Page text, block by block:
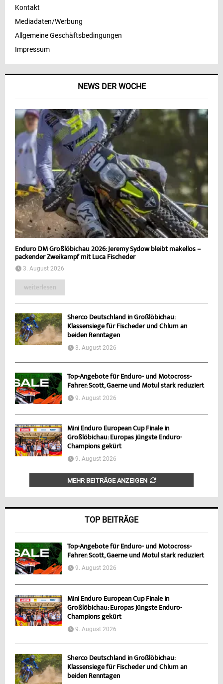
NEWS DER WOCHE
Enduro DM Großlöbichau 2026: Jeremy Sydow bleibt makellos –
packender Zweikampf mit Luca Fischeder
3. August 2026
weiterlesen
Sherco Deutschland in Großlöbichau:
Klassensiege für Fischeder und Chlum an
beiden Renntagen
3. August 2026
Top-Angebote für Enduro- und Motocross-
Fahrer: Scott, Gaerne und Motul stark reduziert
9. August 2026
Mini Enduro European Cup Finale in
Großlöbichau: Europas jüngste Enduro-
Champions gekürt
9. August 2026
MEHR BEITRÄGE ANZEIGEN
TOP BEITRÄGE
Top-Angebote für Enduro- und Motocross-
Fahrer: Scott, Gaerne und Motul stark reduziert
9. August 2026
Mini Enduro European Cup Finale in
Großlöbichau: Europas jüngste Enduro-
Champions gekürt
9. August 2026
Sherco Deutschland in Großlöbichau:
Klassensiege für Fischeder und Chlum an
beiden Renntagen
Kontakt
Mediadaten/Werbung
Allgemeine Geschäftsbedingungen
Impressum